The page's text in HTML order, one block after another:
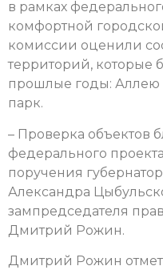
в рамках
комфортной
комиссии оценили
территорий, которые
прошлые годы:
парк.
– Проверка объектов
федерального
поручения
Александра
зампредседателя
Дмитрий Рожин.
Дмитрий Рожин